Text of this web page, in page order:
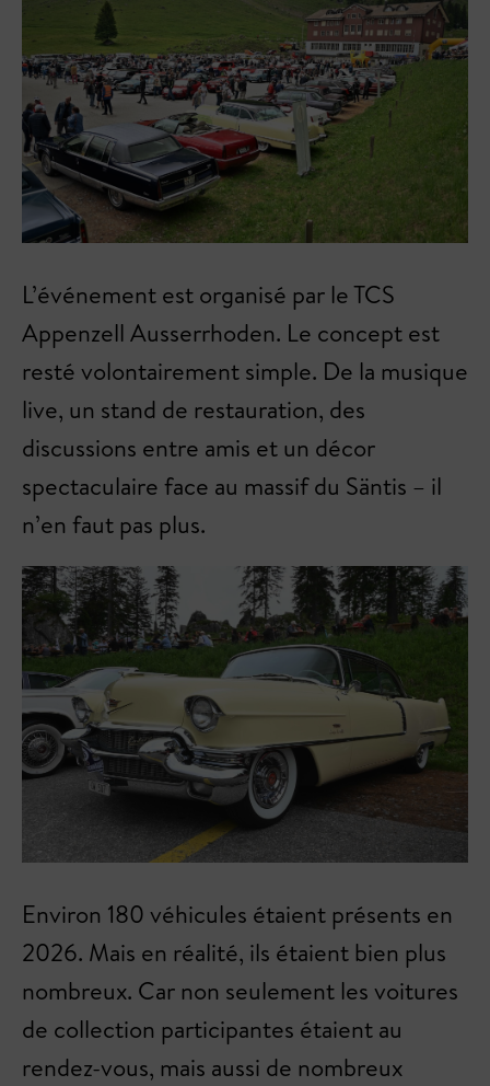
L’événement est organisé par le TCS
Appenzell Ausserrhoden. Le concept est
resté volontairement simple. De la musique
live, un stand de restauration, des
discussions entre amis et un décor
spectaculaire face au massif du Säntis – il
n’en faut pas plus.
Environ 180 véhicules étaient présents en
2026. Mais en réalité, ils étaient bien plus
nombreux. Car non seulement les voitures
de collection participantes étaient au
rendez-vous, mais aussi de nombreux